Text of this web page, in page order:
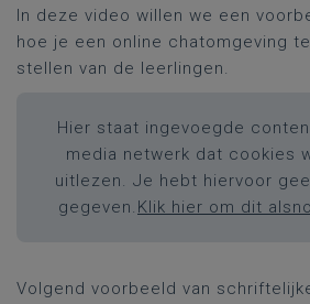
In deze video willen we een
hoe je een online chatomgeving
stellen van de leerlingen.
Hier staat ingevoegde
media netwerk dat cookies
uitlezen. Je hebt hiervoor
gegeven. Klik hier om dit
Volgend voorbeeld van